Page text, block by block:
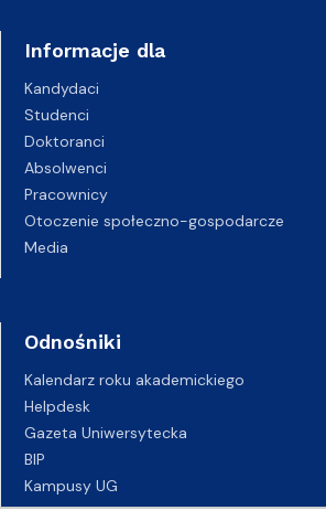
Informacje dla
Kandydaci
Studenci
Doktoranci
Absolwenci
Pracownicy
Otoczenie społeczno-gospodarcze
Media
Odnośniki
Kalendarz roku akademickiego
Helpdesk
Gazeta Uniwersytecka
BIP
Kampusy UG
Biuro Karier UG